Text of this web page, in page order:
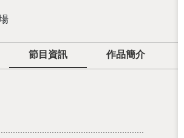
節目資訊 作品簡介